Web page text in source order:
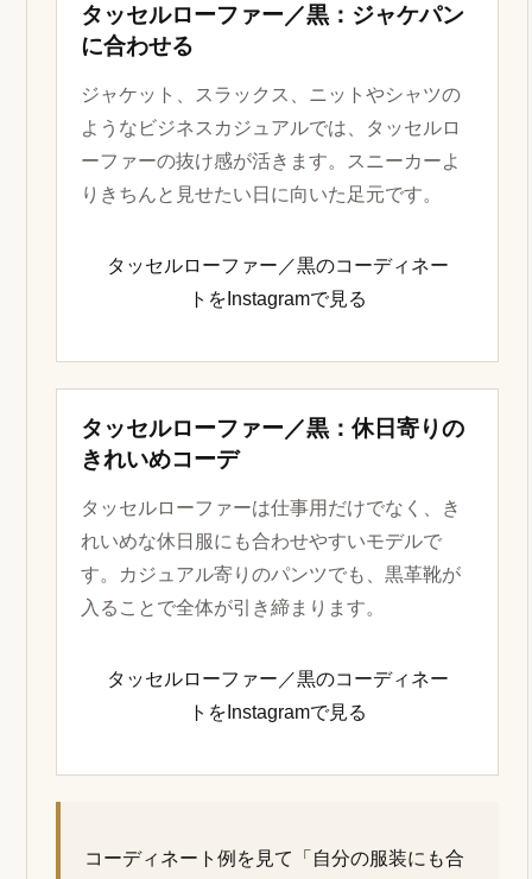
タッセルローファー／黒：ジャケパン
に合わせる
ジャケット、スラックス、ニットやシャツの
ようなビジネスカジュアルでは、タッセルロ
ーファーの抜け感が活きます。スニーカーよ
りきちんと見せたい日に向いた足元です。
タッセルローファー／黒のコーディネー
トをInstagramで見る
タッセルローファー／黒：休日寄りの
きれいめコーデ
タッセルローファーは仕事用だけでなく、き
れいめな休日服にも合わせやすいモデルで
す。カジュアル寄りのパンツでも、黒革靴が
入ることで全体が引き締まります。
タッセルローファー／黒のコーディネー
トをInstagramで見る
コーディネート例を見て「自分の服装にも合